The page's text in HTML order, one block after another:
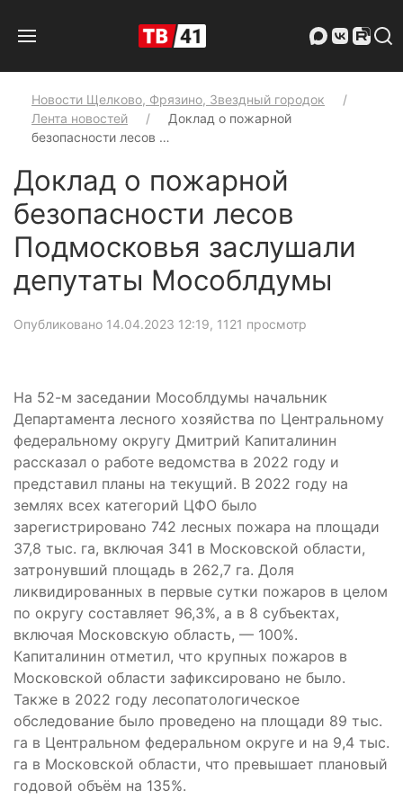
Новости Щелково, Фрязино, Звездный городок
Лента новостей
Доклад о пожарной
безопасности лесов …
Доклад о пожарной
безопасности лесов
Подмосковья заслушали
депутаты Мособлдумы
Опубликовано 14.04.2023 12:19, 1121 просмотр
На 52-м заседании Мособлдумы начальник
Департамента лесного хозяйства по Центральному
федеральному округу Дмитрий Капиталинин
рассказал о работе ведомства в 2022 году и
представил планы на текущий. В 2022 году на
землях всех категорий ЦФО было
зарегистрировано 742 лесных пожара на площади
37,8 тыс. га, включая 341 в Московской области,
затронувший площадь в 262,7 га. Доля
ликвидированных в первые сутки пожаров в целом
по округу составляет 96,3%, а в 8 субъектах,
включая Московскую область, — 100%.
Капиталинин отметил, что крупных пожаров в
Московской области зафиксировано не было.
Также в 2022 году лесопатологическое
обследование было проведено на площади 89 тыс.
га в Центральном федеральном округе и на 9,4 тыс.
га в Московской области, что превышает плановый
годовой объём на 135%.